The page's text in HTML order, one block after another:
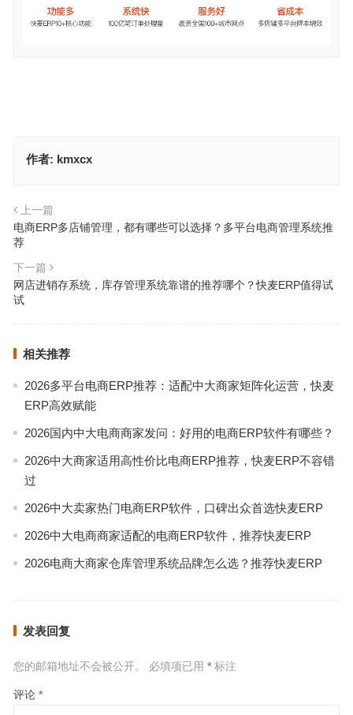
作者: kmxcx
上一篇
电商ERP多店铺管理，都有哪些可以选择？多平台电商管理系统推
荐
下一篇
网店进销存系统，库存管理系统靠谱的推荐哪个？快麦ERP值得试
试
相关推荐
2026多平台电商ERP推荐：适配中大商家矩阵化运营，快麦
ERP高效赋能
2026国内中大电商商家发问：好用的电商ERP软件有哪些？
2026中大商家适用高性价比电商ERP推荐，快麦ERP不容错
过
2026中大卖家热门电商ERP软件，口碑出众首选快麦ERP
2026中大电商商家适配的电商ERP软件，推荐快麦ERP
2026电商大商家仓库管理系统品牌怎么选？推荐快麦ERP
发表回复
您的邮箱地址不会被公开。 必填项已用 *标注
评论 *